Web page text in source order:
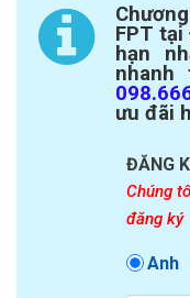
FPTtại
hạn
ưu đãi
ĐĂNG
Chúng
đăng ký
Anh